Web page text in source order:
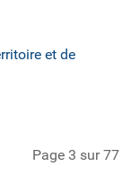
et de
Page 3 sur 77